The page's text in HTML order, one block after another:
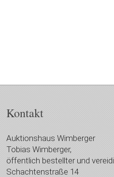
Kontakt
Auktionshaus Wimberger
Tobias Wimberger,
öffentlich bestellter und
Schachtenstraße 14